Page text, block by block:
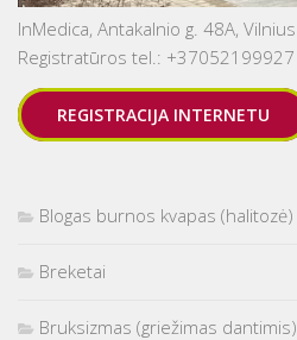
InMedica, Antakalnio g. 48A, Vilnius
Registratūros tel.: +37052199927
REGISTRACIJA INTERNETU
Blogas burnos kvapas (halitozė)
Breketai
Bruksizmas (griežimas dantimis)